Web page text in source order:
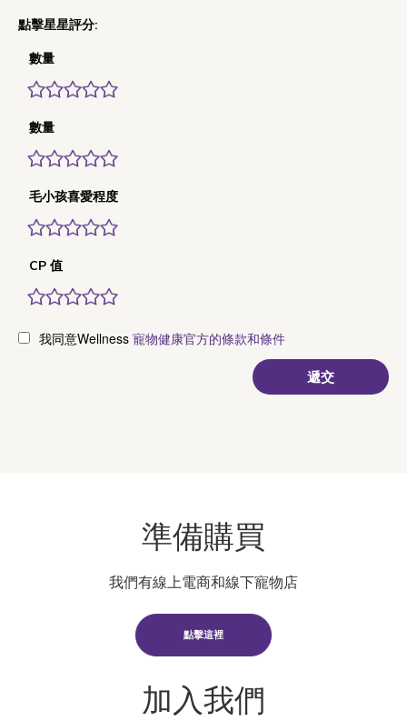
數量
數量
毛小孩喜愛程度
CP 值
我同意Wellness 寵物健康官方的條款和條件
準備購買
我們有線上電商和線下寵物店
點擊這裡
加入我們